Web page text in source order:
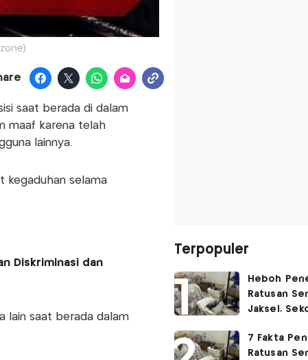
saat berada di dalam
maaf karena telah
lainnya.
kegaduhan selama
Diskriminasi dan
lain saat berada dalam
Terpopuler
Heboh
Ratusan
Jaksel,
Kegiatan
Menembak
7 Fakta
Ratusan